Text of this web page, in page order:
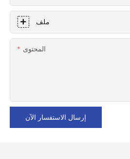
ملف
المحتوى
إرسال الاستفسار الآن